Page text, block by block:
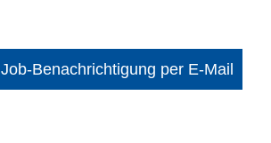
Job-Benachrichtigung per E-Mail